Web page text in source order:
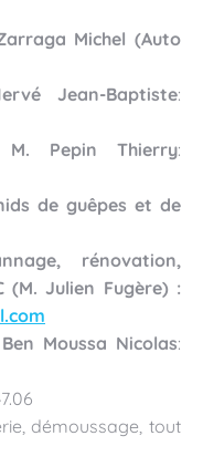
Michel (Auto
Jean-Baptiste:
M. Pepin Thierry:
de guêpes et de
rénovation,
(M. Julien Fugère) :
Moussa Nicolas:
démoussage, tout